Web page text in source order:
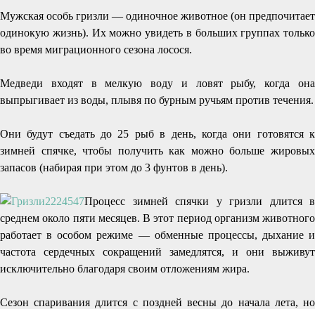
Мужская особь гризли — одиночное животное (он предпочитает
одинокую жизнь). Их можно увидеть в больших группах только
во время миграционного сезона лосося.
Медведи входят в мелкую воду и ловят рыбу, когда она
выпрыгивает из воды, плывя по бурным ручьям против течения.
Они будут съедать до 25 рыб в день, когда они готовятся к
зимней спячке, чтобы получить как можно больше жировых
запасов (набирая при этом до 3 фунтов в день).
Процесс зимней спячки у гризли длится в
среднем около пяти месяцев. В этот период организм животного
работает в особом режиме — обменные процессы, дыхание и
частота сердечных сокращений замедлятся, и они выживут
исключительно благодаря своим отложениям жира.
Сезон спаривания длится с поздней весны до начала лета, но